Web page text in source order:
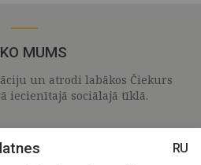
MUMS
un atrodi labākos Čiekurs
iecienītajā sociālajā tīklā.
RU